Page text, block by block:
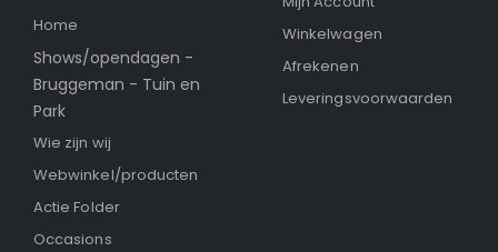
Home
Shows/opendagen -
Bruggeman - Tuin en
Park
Wie zijn wij
Webwinkel/producten
Actie Folder
Occasions
Winkelwagen
Afrekenen
Leveringsvoorwaarden